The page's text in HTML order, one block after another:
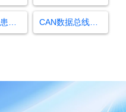
食品卫生隐患识别 CAN数据总线的构成